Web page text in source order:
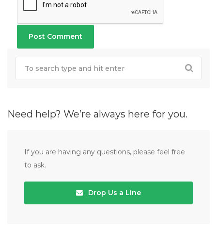
Need help? We’re always here for you.
If you are having any questions, please feel free
to ask.
Drop Us a Line